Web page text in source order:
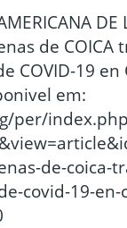
de
COVID-19 en
em:
per/
de-
covid-19-en-